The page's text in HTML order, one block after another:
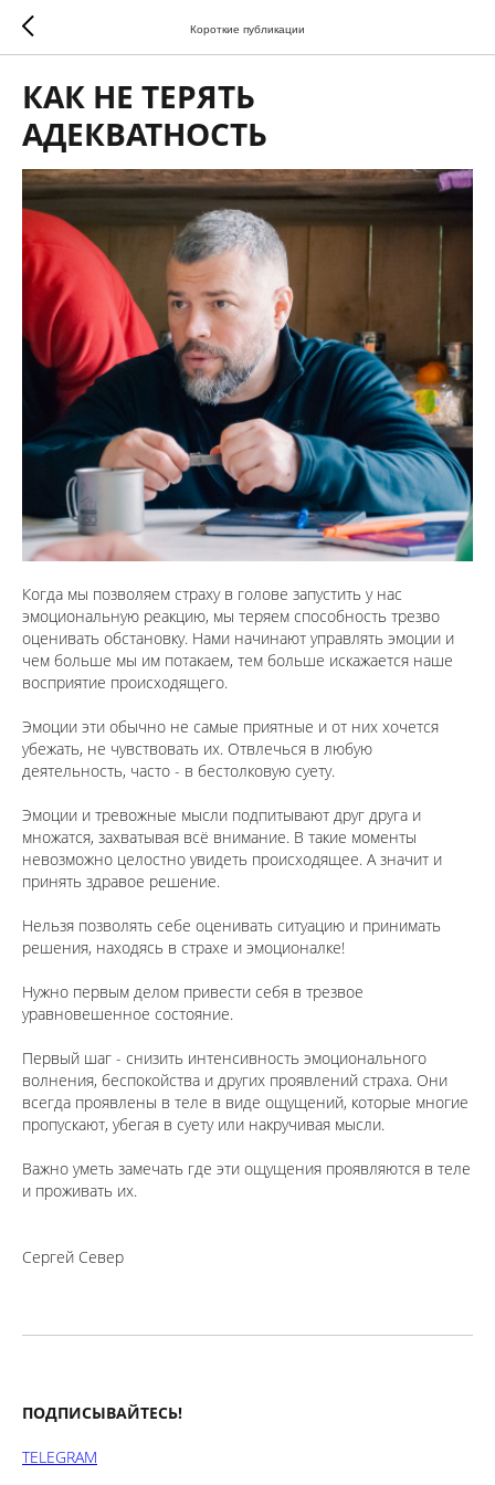
Короткие публикации
КАК НЕ ТЕРЯТЬ
АДЕКВАТНОСТЬ
Когда мы позволяем страху в голове запустить у нас
эмоциональную реакцию, мы теряем способность трезво
оценивать обстановку. Нами начинают управлять эмоции и
чем больше мы им потакаем, тем больше искажается наше
восприятие происходящего.
Эмоции эти обычно не самые приятные и от них хочется
убежать, не чувствовать их. Отвлечься в любую
деятельность, часто - в бестолковую суету.
Эмоции и тревожные мысли подпитывают друг друга и
множатся, захватывая всё внимание. В такие моменты
невозможно целостно увидеть происходящее. А значит и
принять здравое решение.
Нельзя позволять себе оценивать ситуацию и принимать
решения, находясь в страхе и эмоционалке!
Нужно первым делом привести себя в трезвое
уравновешенное состояние.
Первый шаг - снизить интенсивность эмоционального
волнения, беспокойства и других проявлений страха. Они
всегда проявлены в теле в виде ощущений, которые многие
пропускают, убегая в суету или накручивая мысли.
Важно уметь замечать где эти ощущения проявляются в теле
и проживать их.
Сергей Север
ПОДПИСЫВАЙТЕСЬ!
TELEGRAM